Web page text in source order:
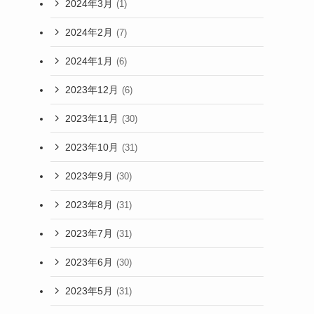
2024年3月 (1)
2024年2月 (7)
2024年1月 (6)
2023年12月 (6)
2023年11月 (30)
2023年10月 (31)
2023年9月 (30)
2023年8月 (31)
2023年7月 (31)
2023年6月 (30)
2023年5月 (31)